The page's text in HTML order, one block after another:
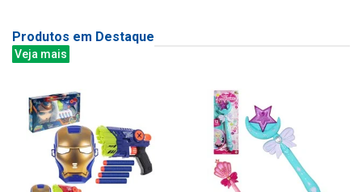
Produtos em Destaque
Veja mais